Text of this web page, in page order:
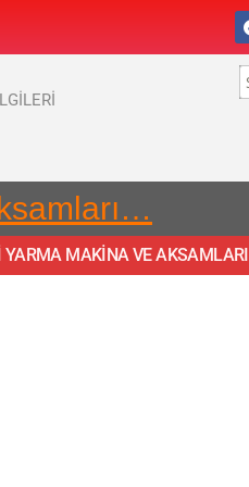
YARMA MAKİNA VE AKSAMLARI